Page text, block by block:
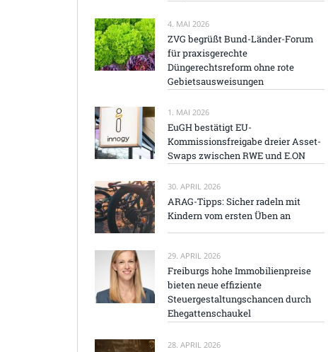
4. MAI 2026
ZVG begrüßt Bund-Länder-Forum
für praxisgerechte
Düngerechtsreform ohne rote
Gebietsausweisungen
1. MAI 2026
EuGH bestätigt EU-
Kommissionsfreigabe dreier Asset-
Swaps zwischen RWE und E.ON
30. APRIL 2026
ARAG-Tipps: Sicher radeln mit
Kindern vom ersten Üben an
29. APRIL 2026
Freiburgs hohe Immobilienpreise
bieten neue effiziente
Steuergestaltungschancen durch
Ehegattenschaukel
28. APRIL 2026